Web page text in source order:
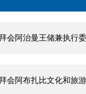
会阿治曼王储兼执行
会阿布扎比文化和旅